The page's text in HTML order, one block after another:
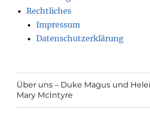
Nahrung für Hunde
Rechtliches
Impressum
Über uns – Duke Magus und Helen